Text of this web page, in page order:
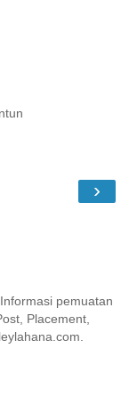
›
pemuatan
Placement,